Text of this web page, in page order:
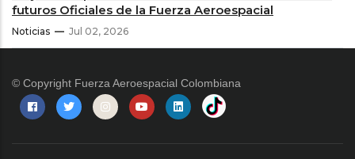
futuros Oficiales de la Fuerza Aeroespacial
Noticias Jul 02, 2026
© Copyright Fuerza Aeroespacial Colombiana